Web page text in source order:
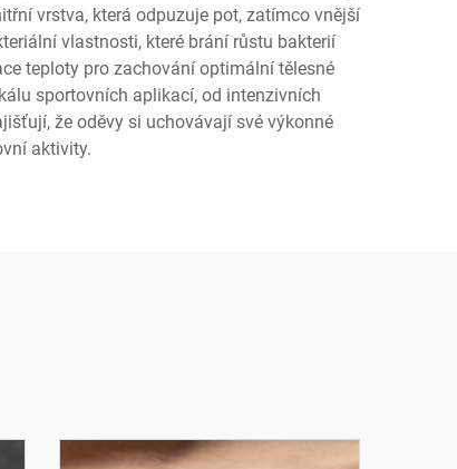
vrstva, která odpuzuje pot, zatímco vnější
vlastnosti, které brání růstu bakterií
teploty pro zachování optimální tělesné
sportovních aplikací, od intenzivních
že oděvy si uchovávají své výkonné
aktivity.